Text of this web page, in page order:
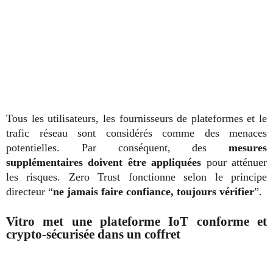
Tous les utilisateurs, les fournisseurs de plateformes et le
trafic réseau sont considérés comme des menaces
potentielles. Par conséquent, des mesures
supplémentaires doivent être appliquées pour atténuer
les risques. Zero Trust fonctionne selon le principe
directeur “ne jamais faire confiance, toujours vérifier”.
Vitro met une plateforme IoT conforme et
crypto-sécurisée dans un coffret